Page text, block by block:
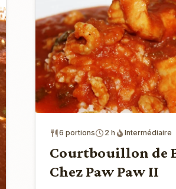
6 portions 2 h Intermédiaire
Courtbouillon de
Chez Paw Paw II